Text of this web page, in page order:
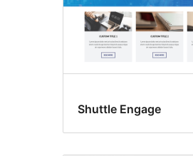
Shuttle Engage